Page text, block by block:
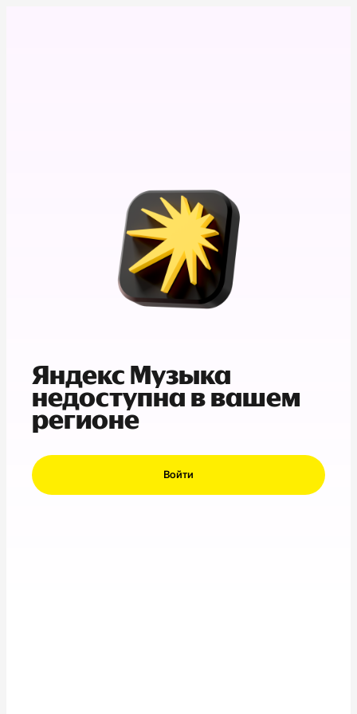
Яндекс Музыка
недоступна в вашем
регионе
Войти